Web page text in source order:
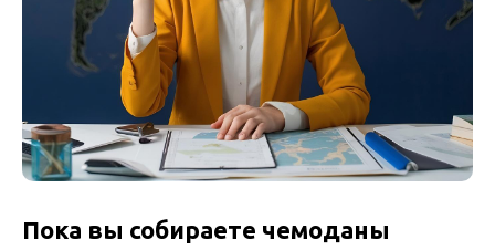
Пока вы собираете чемоданы